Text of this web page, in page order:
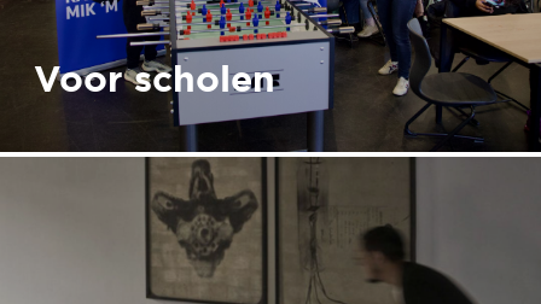
Voor scholen